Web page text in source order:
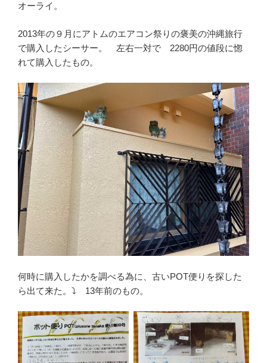
オーライ。
2013年の９月にアトムのエアコン祭りの褒美の沖縄旅行
で購入したシーサー。 左右一対で 2280円の値段に惚
れて購入したもの。
何時に購入したかを調べる為に、古いPOT便りを探した
ら出て来た。⤵ 13年前のもの。